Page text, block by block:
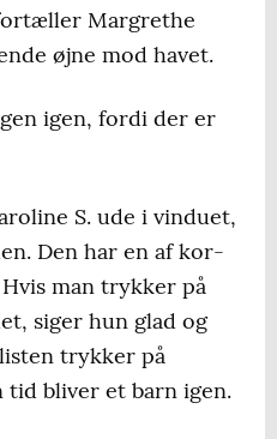
Margrethe
øjne mod havet.
igen, fordi der er
S. ude i vinduet,
Den har en af kor-
man trykker på
siger hun glad og
trykker på
tid bliver et barn igen.